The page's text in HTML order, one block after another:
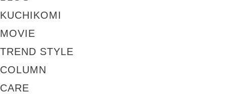
KUCHIKOMI
MOVIE
TREND STYLE
COLUMN
CARE